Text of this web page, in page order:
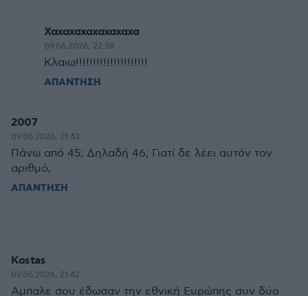
Χαχαχαχαχαχαχαχα
09.06.2026, 22:38
Κλαιω!!!!!!!!!!!!!!!!!!!!!
ΑΠΑΝΤΗΣΗ
2007
09.06.2026, 21:43
Πάνω από 45; Δηλαδή 46; Γιατί δε λέει αυτόν τον
αριθμό;
ΑΠΑΝΤΗΣΗ
Kostas
09.06.2026, 21:42
Αμπαλε σου έδωσαν την εθνική Ευρώπης συν δύο